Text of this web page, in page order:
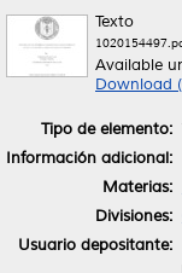
Texto
Available
Download
Tipo de elemento:
Información adicional:
Materias:
Divisiones:
Usuario depositante: